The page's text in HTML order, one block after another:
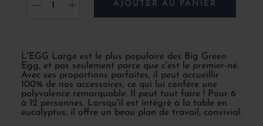
- + AJOUTER AU PANIER
L'EGG Large est le plus populaire des Big Green
Egg, et pas seulement parce que c'est le premier-né.
Avec ses proportions parfaites, il peut accueillir
100% de nos accessoires, ce qui lui confère une
polyvalence remarquable. Il peut tout faire ! Pour 6
à 12 personnes. Lorsqu'il est intégré à la table en
eucalyptus, il offre un beau plan de travail, convivial.